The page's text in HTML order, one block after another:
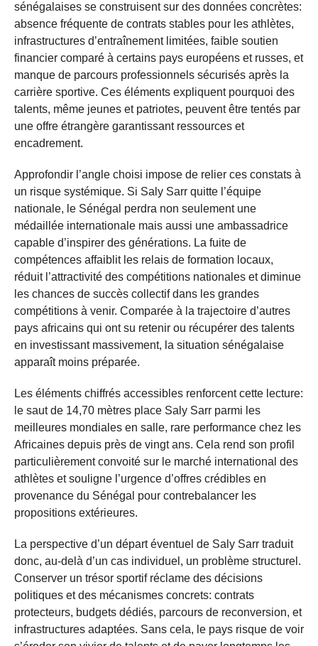
sénégalaises se construisent sur des données concrètes:
absence fréquente de contrats stables pour les athlètes,
infrastructures d’entraînement limitées, faible soutien
financier comparé à certains pays européens et russes, et
manque de parcours professionnels sécurisés après la
carrière sportive. Ces éléments expliquent pourquoi des
talents, même jeunes et patriotes, peuvent être tentés par
une offre étrangère garantissant ressources et
encadrement.
Approfondir l’angle choisi impose de relier ces constats à
un risque systémique. Si Saly Sarr quitte l’équipe
nationale, le Sénégal perdra non seulement une
médaillée internationale mais aussi une ambassadrice
capable d’inspirer des générations. La fuite de
compétences affaiblit les relais de formation locaux,
réduit l’attractivité des compétitions nationales et diminue
les chances de succès collectif dans les grandes
compétitions à venir. Comparée à la trajectoire d’autres
pays africains qui ont su retenir ou récupérer des talents
en investissant massivement, la situation sénégalaise
apparaît moins préparée.
Les éléments chiffrés accessibles renforcent cette lecture:
le saut de 14,70 mètres place Saly Sarr parmi les
meilleures mondiales en salle, rare performance chez les
Africaines depuis près de vingt ans. Cela rend son profil
particulièrement convoité sur le marché international des
athlètes et souligne l’urgence d’offres crédibles en
provenance du Sénégal pour contrebalancer les
propositions extérieures.
La perspective d’un départ éventuel de Saly Sarr traduit
donc, au-delà d’un cas individuel, un problème structurel.
Conserver un trésor sportif réclame des décisions
politiques et des mécanismes concrets: contrats
protecteurs, budgets dédiés, parcours de reconversion, et
infrastructures adaptées. Sans cela, le pays risque de voir